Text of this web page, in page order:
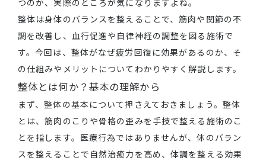
つのか、実際のところが気になりますよね。
整体は身体のバランスを整えることで、筋肉や関節の不
調を改善し、血行促進や自律神経の調整を図る施術で
す。今回は、整体がなぜ疲労回復に効果があるのか、そ
の仕組みやメリットについてわかりやすく解説します。
整体とは何か？基本の理解から
まず、整体の基本について押さえておきましょう。整体
とは、筋肉のこりや骨格の歪みを手技で整える施術のこ
とを指します。医療行為ではありませんが、体のバラン
スを整えることで自然治癒力を高め、体調を整える効果